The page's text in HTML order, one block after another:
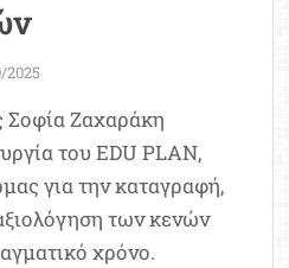
2025
Σοφία Ζαχαράκη
του EDU PLAN,
για την καταγραφή,
των κενών
χρόνο.